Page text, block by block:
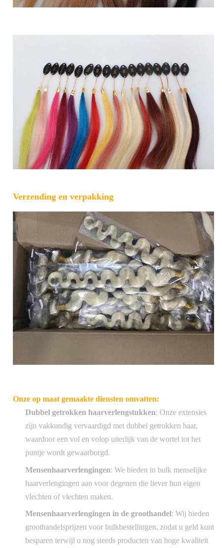
Verzending en verpakking
Onze op maat gemaakte diensten omvatten:
Dubbel getrokken haarverlengstukken: Onze extensies
zijn vakkundig vervaardigd met dubbel getrokken haar,
waardoor een vol en volop uiterlijk van de wortel tot het
puntje wordt gewaarborgd.
Mensenhaarverlengingen: We bieden in bulk menselijke
haarverlengingen aan voor degenen die liever hun eigen
vlechten of vlechten maken.
Mensenhaarverlengingen in de groothandel: Wij bieden
groothandelsprijzen voor bulkbestellingen, zodat u geld kunt
besparen terwijl u nog steeds producten van hoge kwaliteit